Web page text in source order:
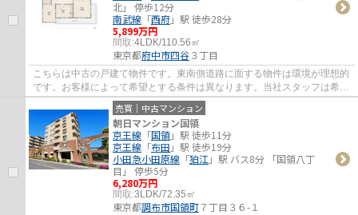
北」 停歩12分
南武線 「西府」駅 徒歩28分
5,899万円
間取:4LDK/110.56㎡
東京都府中市四谷３丁目
こちらは中古の戸建て物件です。東南側道路に面する物件は環境が理想的
です。お客様によって希望とする条件は異なります。当社スタッフは希望
条件をお伺いした上で、不動産を紹介して...
売買｜中古マンション
朝日マンション国領
京王線 「国領」駅 徒歩11分
京王線 「布田 」駅 徒歩19分
小田急小田原線 「狛江 」駅 バス8分 「国領八丁
目」 停歩5分
6,280万円
間取:3LDK/72.35㎡
東京都調布市国領町７丁目３６-１